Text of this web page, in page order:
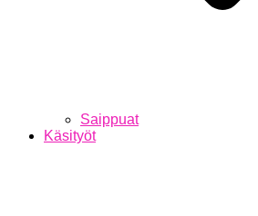
Saippuat
Käsityöt